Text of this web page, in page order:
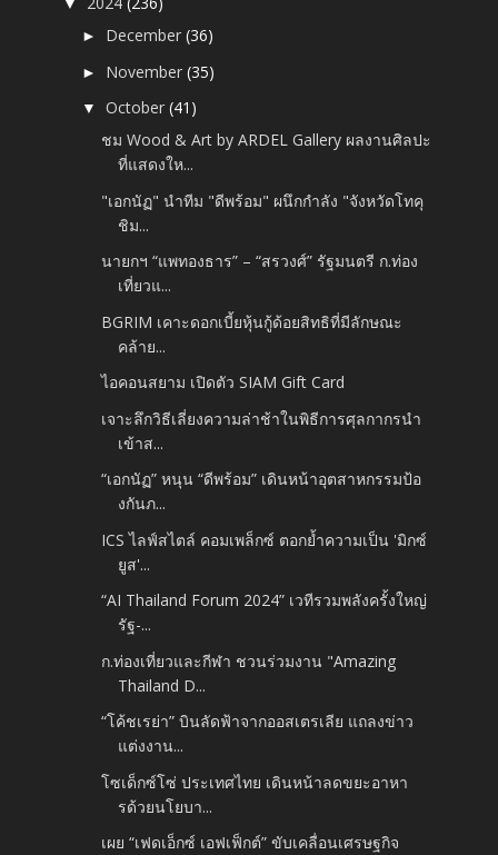
▼
► December(36)
► November(35)
▼October(41)
ชม Wood & Art by ARDEL Gallery ผลงานศิลปะ
ที่แสดงให...
"เอกนัฏ" นำทีม "ดีพร้อม" ผนึกกำลัง "จังหวัดโทคุ
ชิม...
นายกฯ “แพทองธาร” – “สรวงศ์” รัฐมนตรี ก.ท่อง
เที่ยวแ...
BGRIM เคาะดอกเบี้ยหุ้นกู้ด้อยสิทธิที่มีลักษณะ
คล้าย...
ไอคอนสยาม เปิดตัว SIAM Gift Card
เจาะลึกวิธีเลี่ยงความล่าช้าในพิธีการศุลกากรนำ
เข้าส...
“เอกนัฏ” หนุน “ดีพร้อม” เดินหน้าอุตสาหกรรมป้อ
งกันภ...
ICS ไลฟ์สไตล์ คอมเพล็กซ์ ตอกย้ำความเป็น 'มิกซ์
ยูส'...
“AI Thailand Forum 2024” เวทีรวมพลังครั้งใหญ่
รัฐ-...
ก.ท่องเที่ยวและกีฬา ชวนร่วมงาน "Amazing
Thailand D...
“โค้ชเรย่า” บินลัดฟ้าจากออสเตรเลีย แถลงข่าว
แต่งงาน...
โซเด็กซ์โซ่ ประเทศไทย เดินหน้าลดขยะอาหา
รด้วยนโยบา...
เผย “เฟดเอ็กซ์ เอฟเฟ็กต์” ขับเคลื่อนเศรษฐกิจ